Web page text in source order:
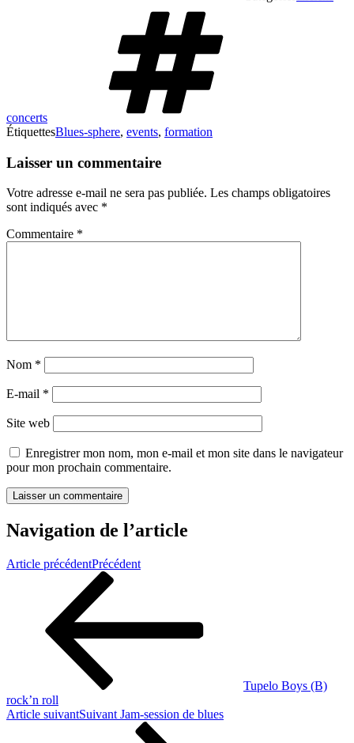
concerts
ÉtiquettesBlues-sphere, events, formation
Laisser un commentaire
Votre adresse e-mail ne sera pas publiée. Les champs obligatoires
sont indiqués avec *
Commentaire *
Nom *
E-mail *
Site web
Enregistrer mon nom, mon e-mail et mon site dans le navigateur
pour mon prochain commentaire.
Navigation de l’article
Article précédentPrécédent
Tupelo Boys (B)
rock’n roll
Article suivantSuivant Jam-session de blues